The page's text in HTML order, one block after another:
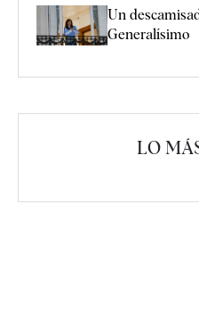
Un
Generalísimo
LO